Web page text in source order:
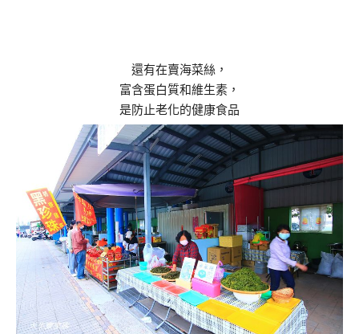
還有在賣海菜絲，
富含蛋白質和維生素，
是防止老化的健康食品